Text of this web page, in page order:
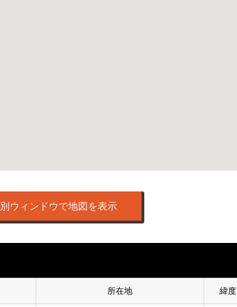
別ウィンドウで地図を表示
所在地 緯度